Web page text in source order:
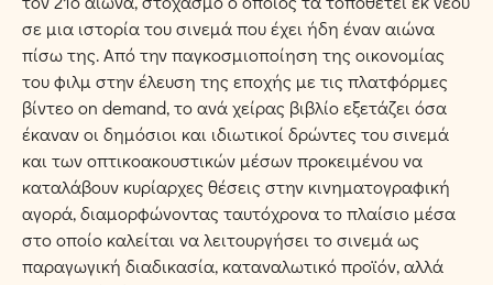
σε μια ιστορία του σινεμά που έχει ήδη έναν αιώνα
πίσω της. Από την παγκοσμιοποίηση της οικονομίας
του φιλμ στην έλευση της εποχής με τις πλατφόρμες
βίντεο on demand, το ανά χείρας βιβλίο εξετάζει όσα
έκαναν οι δημόσιοι και ιδιωτικοί δρώντες του σινεμά
και των οπτικοακουστικών μέσων προκειμένου να
καταλάβουν κυρίαρχες θέσεις στην κινηματογραφική
αγορά, διαμορφώνοντας ταυτόχρονα το πλαίσιο μέσα
στο οποίο καλείται να λειτουργήσει το σινεμά ως
παραγωγική διαδικασία, καταναλωτικό προϊόν, αλλά